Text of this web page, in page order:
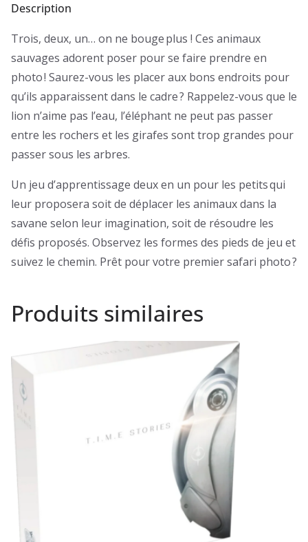
Description
Trois, deux, un… on ne bouge plus ! Ces animaux
sauvages adorent poser pour se faire prendre en
photo ! Saurez-vous les placer aux bons endroits pour
qu’ils apparaissent dans le cadre ? Rappelez-vous que le
lion n’aime pas l’eau, l’éléphant ne peut pas passer
entre les rochers et les girafes sont trop grandes pour
passer sous les arbres.
Un jeu d’apprentissage deux en un pour les petits qui
leur proposera soit de déplacer les animaux dans la
savane selon leur imagination, soit de résoudre les
défis proposés. Observez les formes des pieds de jeu et
suivez le chemin. Prêt pour votre premier safari photo ?
Produits similaires